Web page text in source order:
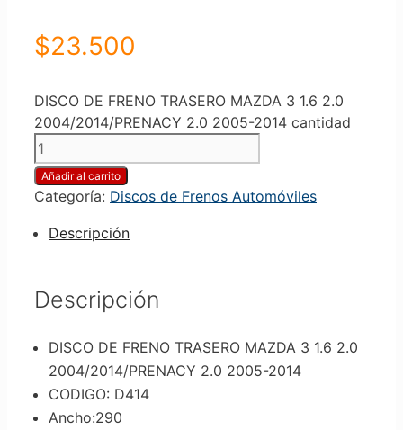
$23.500
DISCO DE FRENO TRASERO MAZDA 3 1.6 2.0
2004/2014/PRENACY 2.0 2005-2014 cantidad
Añadir al carrito
Categoría: Discos de Frenos Automóviles
Descripción
Descripción
DISCO DE FRENO TRASERO MAZDA 3 1.6 2.0
2004/2014/PRENACY 2.0 2005-2014
CODIGO: D414
Ancho:290